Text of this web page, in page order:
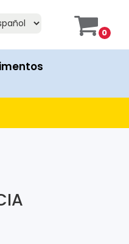
product has an "Add to
show both the
0